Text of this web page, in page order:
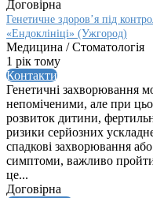
Договірна
Генетичне здоров’я під
«Ендоклініці» (Ужгород)
Медицина / Стоматологія
1 рік тому
Контакти
Генетичні захворювання
непоміченими, але при
розвиток дитини,
ризики серйозних
спадкові захворювання
симптоми, важливо
це...
Договірна